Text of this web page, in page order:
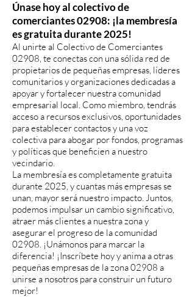
Únase hoy al colectivo de
comerciantes 02908: ¡la membresía
es gratuita durante 2025!
Al unirte al Colectivo de Comerciantes
02908, te conectas con una sólida red de
propietarios de pequeñas empresas, líderes
comunitarios y organizaciones dedicadas a
apoyar y fortalecer nuestra comunidad
empresarial local. Como miembro, tendrás
acceso a recursos exclusivos, oportunidades
para establecer contactos y una voz
colectiva para abogar por fondos, programas
y políticas que beneficien a nuestro
vecindario.
La membresía es completamente gratuita
durante 2025, y cuantas más empresas se
unan, mayor será nuestro impacto. Juntos,
podemos impulsar un cambio significativo,
atraer más clientes a nuestra zona y
asegurar el progreso de la comunidad
02908. ¡Unámonos para marcar la
diferencia! ¡Inscríbete hoy y anima a otras
pequeñas empresas de la zona 02908 a
unirse a nosotros para construir un futuro
mejor!